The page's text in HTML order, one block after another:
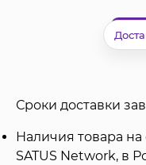
Сроки доставки
Наличия товара
SATUS Network, в